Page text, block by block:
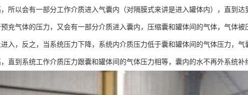
所以会有一部分工作介质进入气囊内（对隔膜式来讲是进入罐体内），直到达
充气体的压力，又会有一部分介质进入囊内，压缩囊和罐体间的气体，气体被
入，反之，当系统压力下降，系统内介质压力低于囊和罐体间的气体压力，气
直到系统工作介质压力跟囊和罐体间的气体压力相等，囊内的水不再外系统补